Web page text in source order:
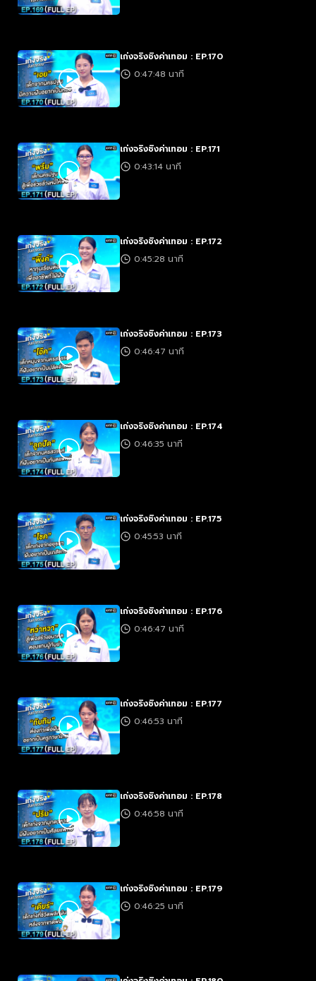
เก่งจริงชิงค่าเทอม : EP.170
0:47:48 นาที
เก่งจริงชิงค่าเทอม : EP.171
0:43:14 นาที
เก่งจริงชิงค่าเทอม : EP.172
0:45:28 นาที
เก่งจริงชิงค่าเทอม : EP.173
0:46:47 นาที
เก่งจริงชิงค่าเทอม : EP.174
0:46:35 นาที
เก่งจริงชิงค่าเทอม : EP.175
0:45:53 นาที
เก่งจริงชิงค่าเทอม : EP.176
0:46:47 นาที
เก่งจริงชิงค่าเทอม : EP.177
0:46:53 นาที
เก่งจริงชิงค่าเทอม : EP.178
0:46:58 นาที
เก่งจริงชิงค่าเทอม : EP.179
0:46:25 นาที